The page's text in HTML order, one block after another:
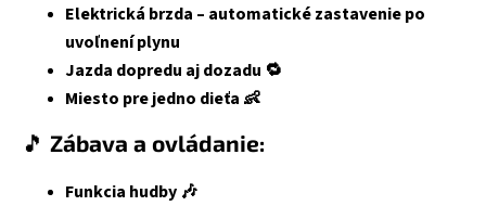
Elektrická brzda – automatické zastavenie po
uvoľnení plynu
Jazda dopredu aj dozadu 🔁
Miesto pre jedno dieťa 👶
🎵 Zábava a ovládanie:
Funkcia hudby 🎶